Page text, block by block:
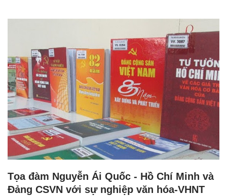
Tọa đàm Nguyễn Ái Quốc - Hồ Chí Minh và
Đảng CSVN với sự nghiệp văn hóa-VHNT